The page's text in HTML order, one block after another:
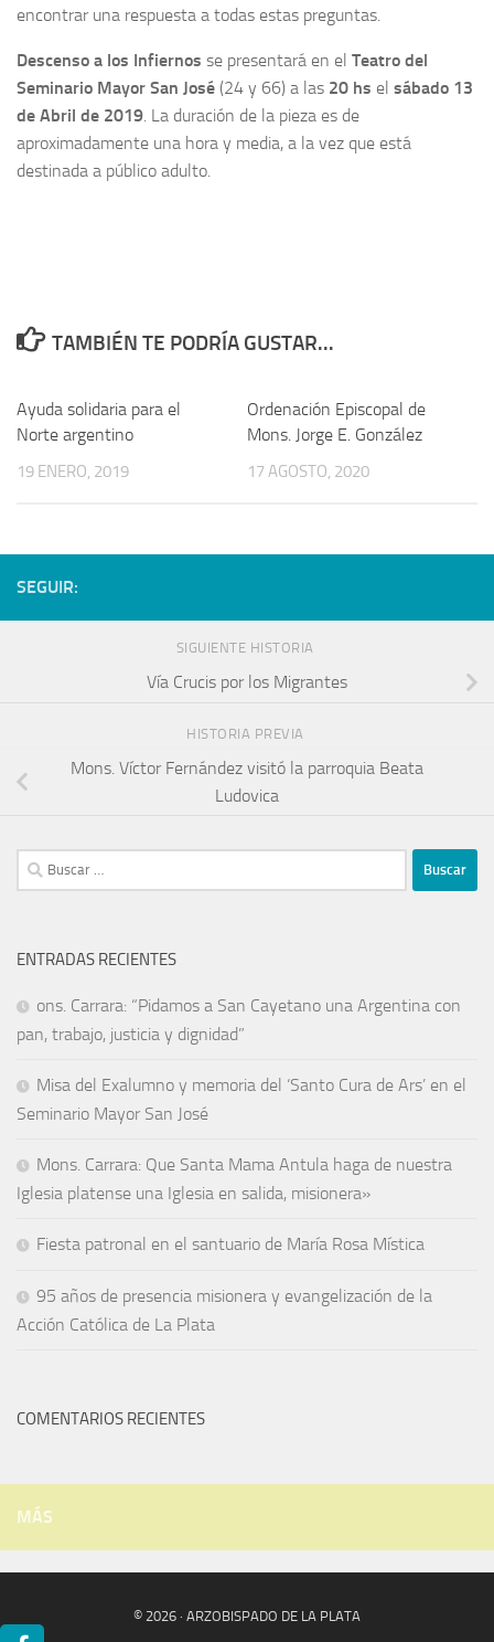
encontrar una respuesta a todas estas preguntas.
Descenso a los Infiernos se presentará en el Teatro del
Seminario Mayor San José (24 y 66) a las 20 hs el sábado 13
de Abril de 2019. La duración de la pieza es de
aproximadamente una hora y media, a la vez que está
destinada a público adulto.
TAMBIÉN TE PODRÍA GUSTAR...
Ayuda solidaria para el
Norte argentino
19 ENERO, 2019
Ordenación Episcopal de
Mons. Jorge E. González
17 AGOSTO, 2020
SEGUIR:
SIGUIENTE HISTORIA
Vía Crucis por los Migrantes
HISTORIA PREVIA
Mons. Víctor Fernández visitó la parroquia Beata
Ludovica
ENTRADAS RECIENTES
ons. Carrara: “Pidamos a San Cayetano una Argentina con
pan, trabajo, justicia y dignidad”
Misa del Exalumno y memoria del ‘Santo Cura de Ars’ en el
Seminario Mayor San José
Mons. Carrara: Que Santa Mama Antula haga de nuestra
Iglesia platense una Iglesia en salida, misionera»
Fiesta patronal en el santuario de María Rosa Mística
95 años de presencia misionera y evangelización de la
Acción Católica de La Plata
COMENTARIOS RECIENTES
MÁS
© 2026 · ARZOBISPADO DE LA PLATA